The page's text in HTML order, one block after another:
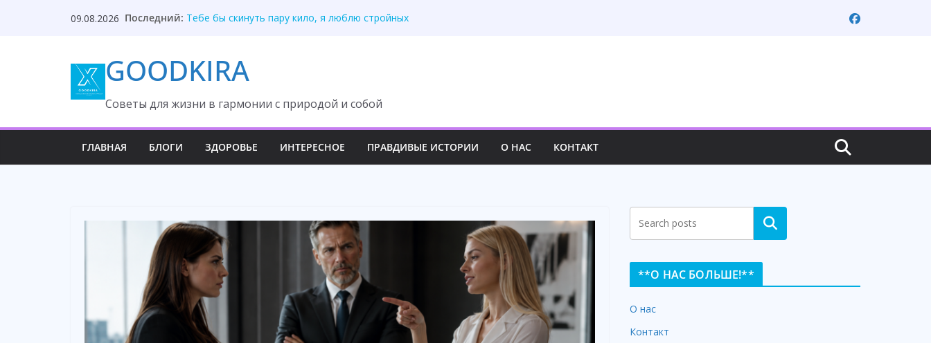
09.08.2026 Последний: Тебе бы скинуть пару кило, я люблю стройных
Никаких личных денег — всё в общий
Я бизнесмен, привык к роскоши»: 55-летний
GOODKIRA
Cоветы для жизни в гармонии с природой и собой
ГЛАВНАЯ БЛОГИ ЗДОРОВЬЕ ИНТЕРЕСНОЕ ПРАВДИВЫЕ ИСТОРИИ О НАС КОНТАКТ
Search
**О НАС БОЛЬШЕ!**
О нас
Контакт